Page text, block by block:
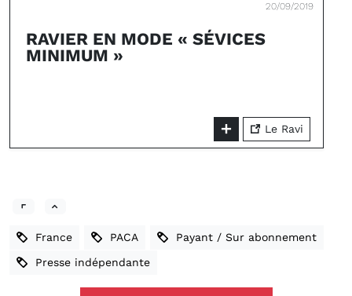
20/09/2019
RAVIER EN MODE « SÉVICES
MINIMUM »
Le Ravi
France PACA Payant / Sur abonnement
Presse indépendante